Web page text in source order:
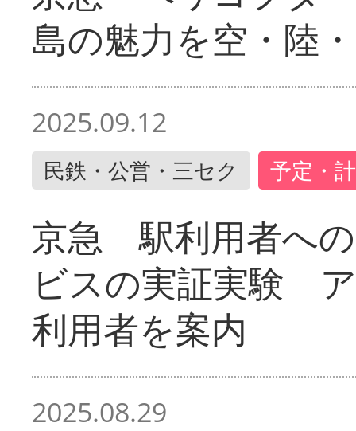
島の魅力を空・陸
2025.09.12
民鉄・公営・三セク 予定・
京急 駅利用者へ
ビスの実証実験
利用者を案内
2025.08.29